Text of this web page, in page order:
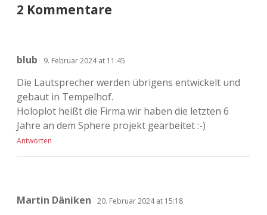
2 Kommentare
blub 9. Februar 2024 at 11:45
Die Lautsprecher werden übrigens entwickelt und
gebaut in Tempelhof.
Holoplot heißt die Firma wir haben die letzten 6
Jahre an dem Sphere projekt gearbeitet :-)
Antworten
Martin Däniken 20. Februar 2024 at 15:18